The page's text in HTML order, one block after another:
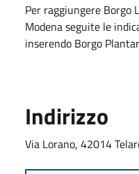
Per raggiungere Borgo
Modena seguite le
inserendo Borgo
Indirizzo
Via Lorano, 42014